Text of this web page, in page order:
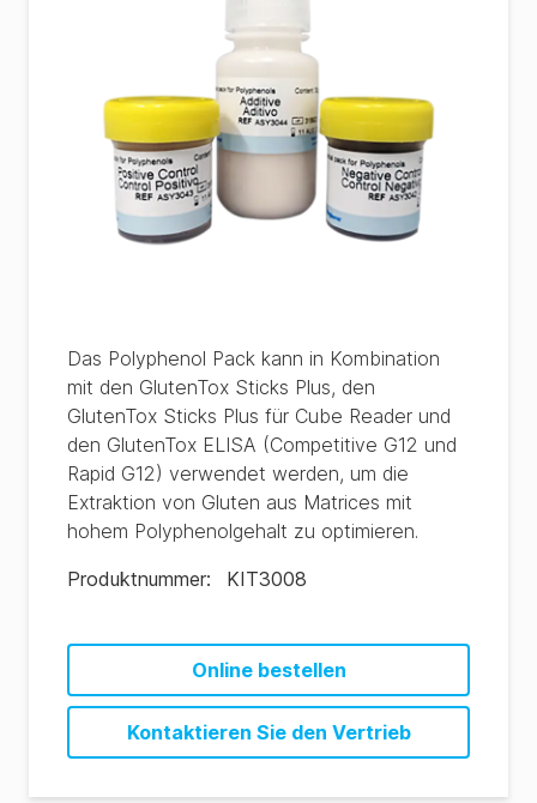
Das Polyphenol Pack kann in Kombination
mit den GlutenTox Sticks Plus, den
GlutenTox Sticks Plus für Cube Reader und
den GlutenTox ELISA (Competitive G12 und
Rapid G12) verwendet werden, um die
Extraktion von Gluten aus Matrices mit
hohem Polyphenolgehalt zu optimieren.
Produktnummer: KIT3008
Online bestellen
Kontaktieren Sie den Vertrieb